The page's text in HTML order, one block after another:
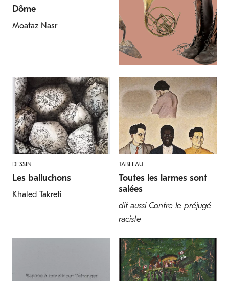
Dôme
Moataz Nasr
DESSIN
Les balluchons
Khaled Takreti
TABLEAU
Toutes les larmes sont
salées
dit aussi Contre le préjugé
raciste